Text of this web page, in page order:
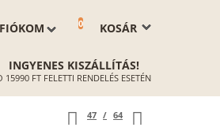
KOSÁR
0
FIÓKOM
INGYENES KISZÁLLÍTÁS!
15990 FT FELETTI RENDELÉS ESETÉN
47 / 64